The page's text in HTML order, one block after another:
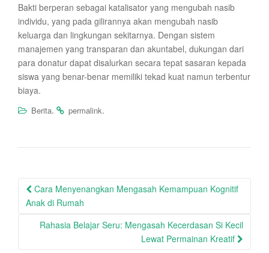
Bakti berperan sebagai katalisator yang mengubah nasib
individu, yang pada gilirannya akan mengubah nasib
keluarga dan lingkungan sekitarnya. Dengan sistem
manajemen yang transparan dan akuntabel, dukungan dari
para donatur dapat disalurkan secara tepat sasaran kepada
siswa yang benar-benar memiliki tekad kuat namun terbentur
biaya.
Berita. permalink.
Post
navigation
Cara Menyenangkan Mengasah Kemampuan Kognitif
Anak di Rumah
Rahasia Belajar Seru: Mengasah Kecerdasan Si Kecil
Lewat Permainan Kreatif